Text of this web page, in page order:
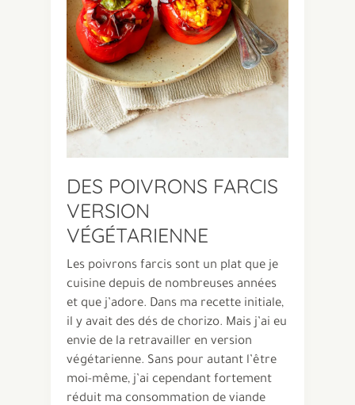
DES POIVRONS FARCIS
VERSION
VÉGÉTARIENNE
Les poivrons farcis sont un plat que je
cuisine depuis de nombreuses années
et que j’adore. Dans ma recette initiale,
il y avait des dés de chorizo. Mais j’ai eu
envie de la retravailler en version
végétarienne. Sans pour autant l’être
moi-même, j’ai cependant fortement
réduit ma consommation de viande